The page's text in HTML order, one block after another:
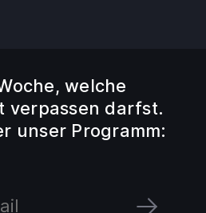
welche
verpassen darfst.
unser Programm: